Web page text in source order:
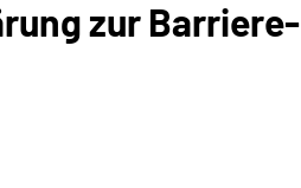
zur Barriere-